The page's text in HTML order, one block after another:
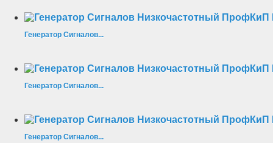
Генератор Сигналов...
Генератор Сигналов...
Генератор Сигналов...